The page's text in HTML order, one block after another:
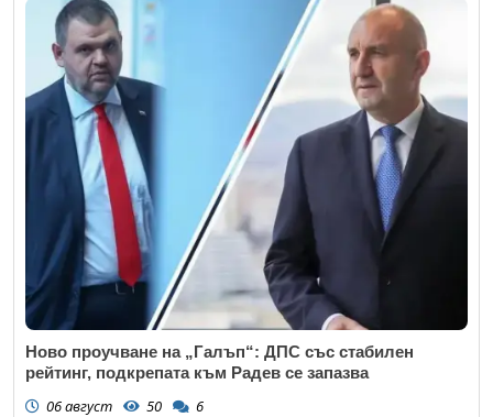
Ново проучване на „Галъп“: ДПС със стабилен
рейтинг, подкрепата към Радев се запазва
06 август 50 6